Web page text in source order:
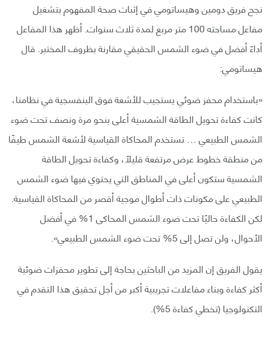
نجح فريق دومين وهيساتومي في إثبات صحة المفهوم بتشغيل
مفاعل مساحته 100 متر مربع لمدة ثلاث سنوات. أظهر هذا المفاعل
أداءً أفضل في ضوء الشمس الحقيقي مقارنة بظروف المختبر. قال
هيساتومي:
«باستخدام محفز ضوئي يستجيب للأشعة فوق البنفسجية في نظامنا،
كانت كفاءة تحويل الطاقة الشمسية أعلى بنحو مرة ونصف تحت ضوء
الشمس الطبيعي … تستخدم المحاكاة القياسية لأشعة الشمس طيفًا
من منطقة خطوط عرض مرتفعة قليلًا، وكفاءة تحويل الطاقة
الشمسية ستكون أعلى في المناطق التي يحتوي فيها ضوء الشمس
الطبيعي على مكونات ذات أطوال موجية أقصر من المحاكاة القياسية.
لكن الكفاءة حاليًا تحت ضوء الشمس المحاكى 1% في أفضل
الأحوال، ولن تصل إلى 5% تحت ضوء الشمس الطبيعي».
يقول الفريق إن المزيد من الباحثين بحاجة إلى تطوير محفزات ضوئية
أكثر كفاءة وبناء مفاعلات تجريبية أكبر من أجل تحقيق هذا التقدم في
التكنولوجيا (تخطي كفاءة 5%).